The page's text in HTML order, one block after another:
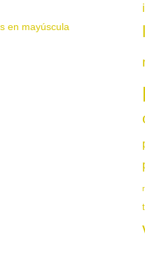
en mayúscula